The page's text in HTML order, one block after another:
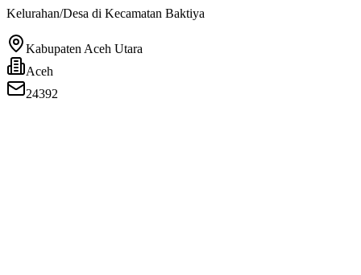
Kelurahan/Desa di Kecamatan Baktiya
Kabupaten Aceh Utara
Aceh
24392